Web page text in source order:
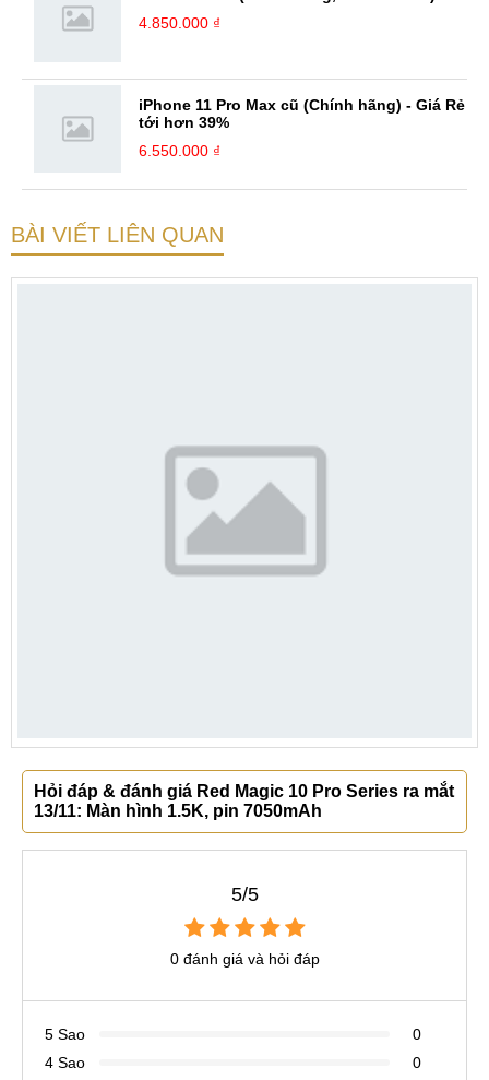
4.850.000 ₫
iPhone 11 Pro Max cũ (Chính hãng) - Giá Rẻ
tới hơn 39%
6.550.000 ₫
BÀI VIẾT LIÊN QUAN
Hỏi đáp & đánh giá Red Magic 10 Pro Series ra mắt
13/11: Màn hình 1.5K, pin 7050mAh
5/5
0 đánh giá và hỏi đáp
5 Sao
0
4 Sao
0